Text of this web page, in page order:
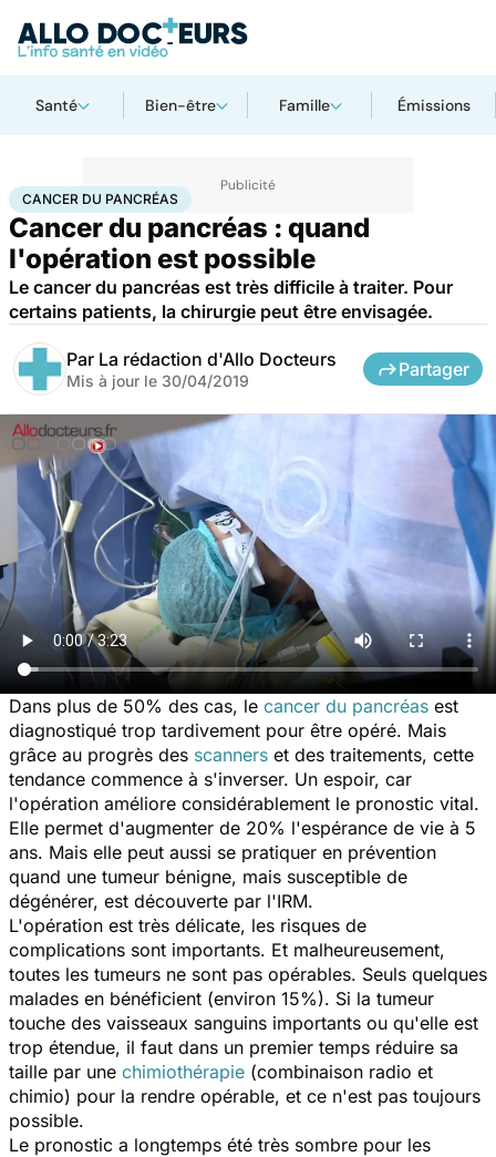
Santé Bien-être Famille Émissions
AccueilSanté MaladiesCancer Cancer du pancréas
CANCER DU PANCRÉAS
Cancer du pancréas : quand
l'opération est possible
Le cancer du pancréas est très difficile à traiter. Pour
certains patients, la chirurgie peut être envisagée.
Par La rédaction d'Allo Docteurs
Mis à jour le 30/04/2019
Partager
Dans plus de 50% des cas, le cancer du pancréas est
diagnostiqué trop tardivement pour être opéré. Mais
grâce au progrès des scanners et des traitements, cette
tendance commence à s'inverser. Un espoir, car
l'opération améliore considérablement le pronostic vital.
Elle permet d'augmenter de 20% l'espérance de vie à 5
ans. Mais elle peut aussi se pratiquer en prévention
quand une tumeur bénigne, mais susceptible de
dégénérer, est découverte par l'IRM.
L'opération est très délicate, les risques de
complications sont importants. Et malheureusement,
toutes les tumeurs ne sont pas opérables. Seuls quelques
malades en bénéficient (environ 15%). Si la tumeur
touche des vaisseaux sanguins importants ou qu'elle est
trop étendue, il faut dans un premier temps réduire sa
taille par une chimiothérapie (combinaison radio et
chimio) pour la rendre opérable, et ce n'est pas toujours
possible.
Le pronostic a longtemps été très sombre pour les